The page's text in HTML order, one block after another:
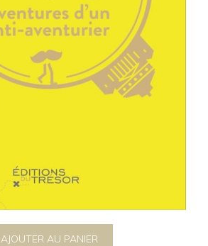
AJOUTER AU PANIER